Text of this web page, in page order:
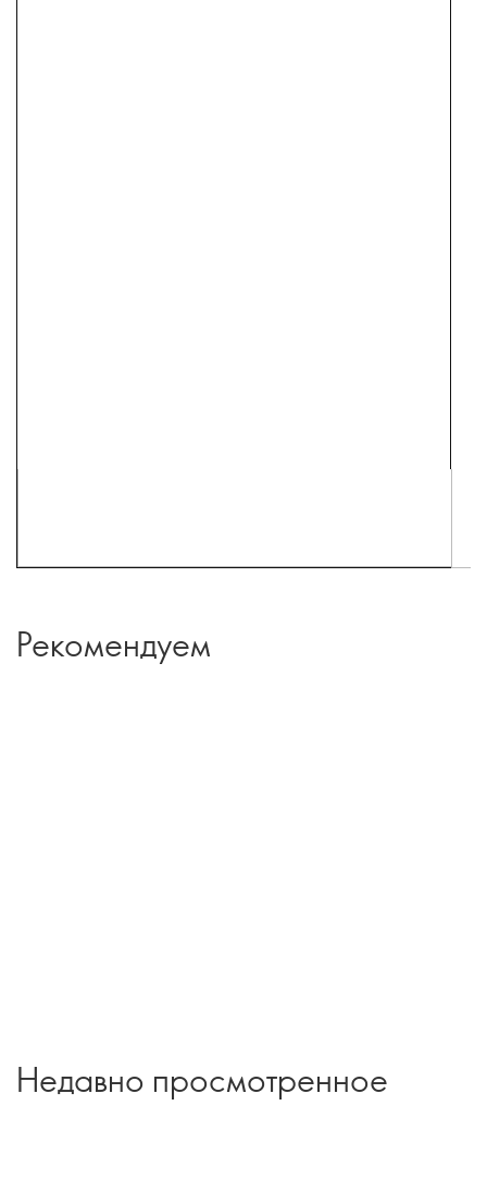
Рекомендуем
Недавно просмотренное